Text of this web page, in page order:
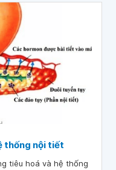
thống nội tiết
tiêu hoá và hệ thống